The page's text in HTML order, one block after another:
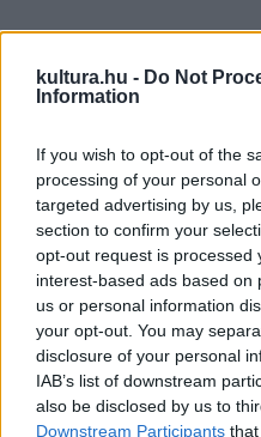
kultura.hu - Do Not
Information
If you wish to opt-out of the
processing of your personal
targeted advertising by us,
section to confirm your
opt-out request is processed
interest-based ads based on
us or personal information
your opt-out. You may
disclosure of your personal
IAB’s list of downstream
also be disclosed by us to
Downstream Participants
„2014-ben jelent meg ez a
Magyarországra.
33 évesen olvastam a
miatt egy hajóban eveztem.
regény – gyanítom, hogy
íródott.
Könnyűszerrel
magamévá tenni
én magam lennék
a fővárosba
csak az Alföld